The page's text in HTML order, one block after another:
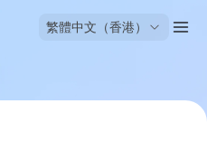
繁體中文（香港）